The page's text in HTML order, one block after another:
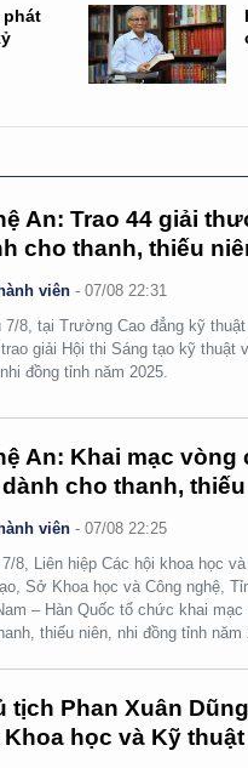
phát
An: Trao 44 giải
cho thanh, thiếu
viên -07/08 22:31
7/8, tại Trường Cao đẳng kỹ
giải Hội thi Sáng tạo kỹ thuật
đồng tỉnh năm 2025.
An: Khai mạc
cho thanh,
viên -07/08 22:25
8, Liên hiệp Các hội khoa học
Sở Khoa học và Công nghệ,
– Hàn Quốc tổ chức khai
thiếu niên, nhi đồng tỉnh năm
tịch Phan Xuân
Khoa học và Kỹ